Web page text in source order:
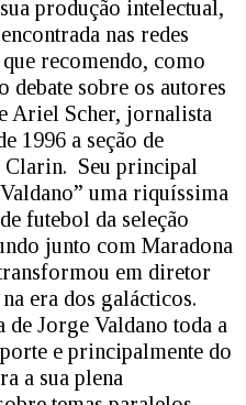
produção intelectual,
nas redes
recomendo, como
sobre os autores
Ariel Scher, jornalista
1996 a seção de
Seu principal
uma riquíssima
futebol da seleção
junto com Maradona
em diretor
era dos galácticos.
Jorge Valdano toda a
e principalmente do
a sua plena